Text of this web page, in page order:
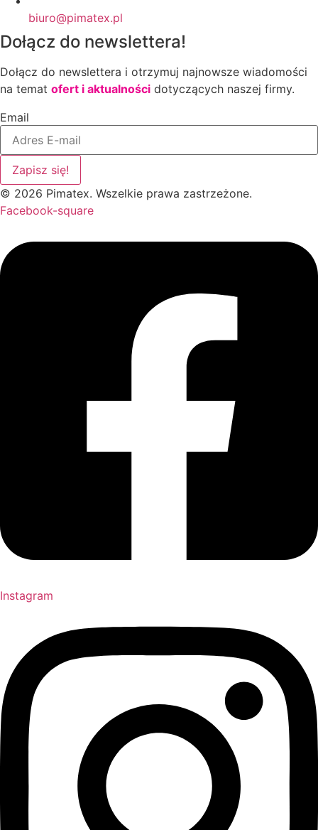
biuro@pimatex.pl
Dołącz do newslettera!
Dołącz do newslettera i otrzymuj najnowsze wiadomości
na temat ofert i aktualności dotyczących naszej firmy.
Email
Zapisz się!
© 2026 Pimatex. Wszelkie prawa zastrzeżone.
Facebook-square
Instagram